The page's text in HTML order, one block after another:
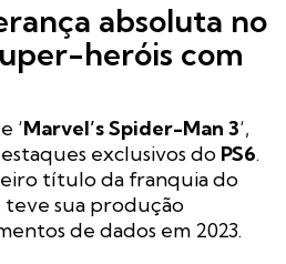
absoluta no
heróis com
‘Marvel’s Spider-Man 3‘,
exclusivos do PS6.
título da franquia do
sua produção
de dados em 2023.